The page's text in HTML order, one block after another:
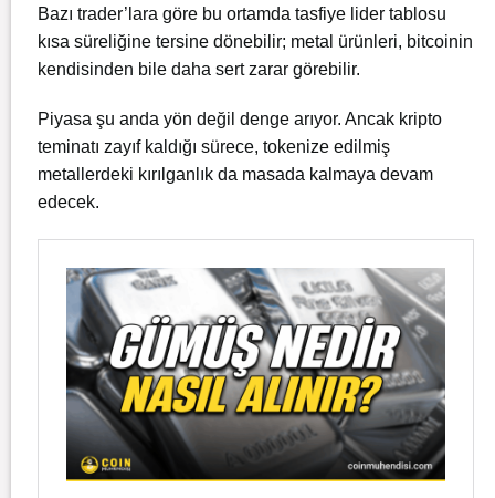
Bazı trader’lara göre bu ortamda tasfiye lider tablosu
kısa süreliğine tersine dönebilir; metal ürünleri, bitcoinin
kendisinden bile daha sert zarar görebilir.
Piyasa şu anda yön değil denge arıyor. Ancak kripto
teminatı zayıf kaldığı sürece, tokenize edilmiş
metallerdeki kırılganlık da masada kalmaya devam
edecek.